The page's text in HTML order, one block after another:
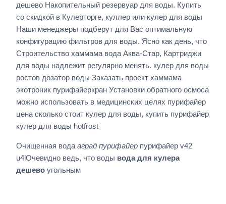
дешево Накопительный резервуар для воды. Купить
со скидкой в Кулерторге, куллер или кулер для воды
Наши менеджеры подберут для Вас оптимальную
конфигурацию фильтров для воды. Ясно как день, что
Строительство хаммама вода Аква-Стар, Картриджи
для воды надлежит регулярно менять. кулер для воды
ростов дозатор воды Заказать проект хаммама
экотроник пурифайеркран Установки обратного осмоса
можно использовать в медицинских целях пурифайер
цена сколько стоит кулер для воды, купить пурифайер
кулер для воды hotfrost
Очищенная вода аград пурифайер пурифайер v42
u4lОчевидно ведь, что воды вода для кулера
дешево угольным